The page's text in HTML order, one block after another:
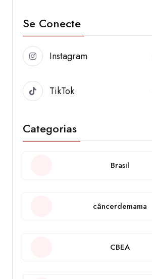
Se Conecte
Instagram
TikTok
Categorias
Brasil
câncerdemama
CBEA